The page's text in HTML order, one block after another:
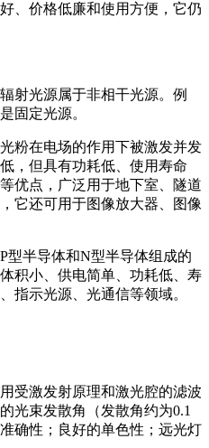
、价格低廉和使用方便，它仍
射光源属于非相干光源。例
固定光源。
粉在电场的作用下被激发并发
，但具有功耗低、使用寿命
优点，广泛用于地下室、隧道
它还可用于图像放大器、图像
型半导体和N型半导体组成的
积小、供电简单、功耗低、寿
指示光源、光通信等领域。
受激发射原理和激光腔的滤波
光束发散角（发散角约为0.1
确性；良好的单色性；远光灯